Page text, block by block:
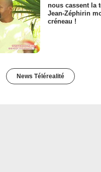
nous cassent la
Jean-Zéphirin
créneau !
News Télérealité